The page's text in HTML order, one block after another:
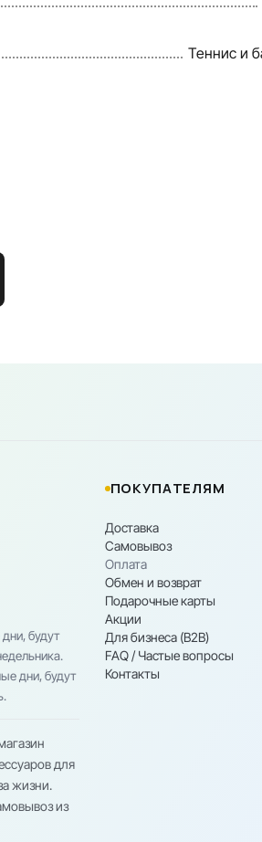
Теннис и
будут
дни, будут
для
жизни.
из
ПОКУПАТЕЛЯМ
Доставка
Самовывоз
Оплата
Обмен и возврат
Подарочные карты
Акции
Для бизнеса (B2B)
FAQ / Частые вопросы
Контакты